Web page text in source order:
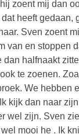
zoent mij dan
heeft gedaan,
Sven zoent
van en stoppen
halfnaakt
te zoenen.
We hebben
kijk dan naar
wel zijn. Sven
mooi he . Ik